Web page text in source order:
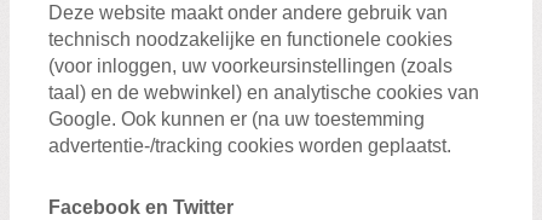
Deze website maakt onder andere gebruik van
technisch noodzakelijke en functionele cookies
(voor inloggen, uw voorkeursinstellingen (zoals
taal) en de webwinkel) en analytische cookies van
Google. Ook kunnen er (na uw toestemming
advertentie-/tracking cookies worden geplaatst.
Facebook en Twitter